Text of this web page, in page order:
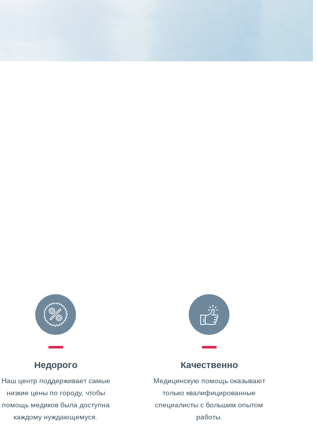
Недорого
Наш центр поддерживает самые
низкие цены по городу, чтобы
помощь медиков была доступна
каждому нуждающемуся.
Качественно
Медицинскую помощь оказывают
только квалифицированные
специалисты с большим опытом
работы.